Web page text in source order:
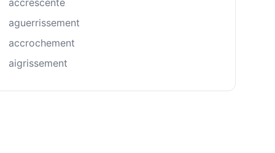
accrescente
aguerrissement
accrochement
aigrissement